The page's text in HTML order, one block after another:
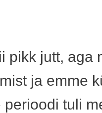
pikk jutt, aga
ja emme
perioodi tuli